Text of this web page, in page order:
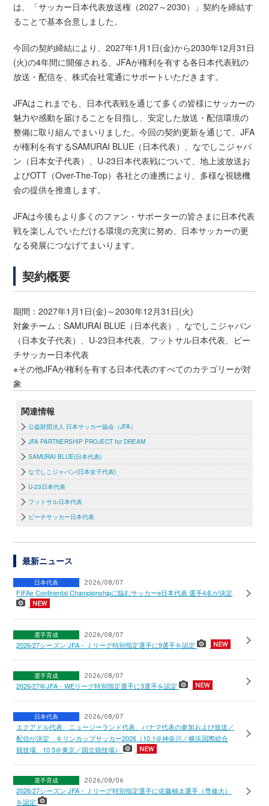
は、「サッカー日本代表放送権（2027～2030）」契約を締結す
ることで基本合意しました。
今回の契約締結により、2027年1月1日(金)から2030年12月31日
(火)の4年間に開催される、JFAが権利を有する各日本代表戦の
放送・配信を、株式会社電通にサポートいただきます。
JFAはこれまでも、日本代表戦を通じて多くの皆様にサッカーの
魅力や感動を届けることを目指し、安定した放送・配信環境の
整備に取り組んでまいりました。今回の契約更新を通じて、JFA
が権利を有するSAMURAI BLUE（日本代表）、なでしこジャパ
ン（日本女子代表）、U-23日本代表戦について、地上波放送お
よびOTT（Over-The-Top）各社との連携により、多様な視聴機
会の提供を推進します。
JFAは今後もより多くのファン・サポーターの皆さまに日本代表
戦を楽しんでいただける環境の充実に努め、日本サッカーの更
なる発展につなげてまいります。
契約概要
期間：2027年1月1日(金)～2030年12月31日(火)
対象チーム：SAMURAI BLUE（日本代表）、なでしこジャパン
（日本女子代表）、U-23日本代表、フットサル日本代表、ビー
チサッカー日本代表
※その他JFAが権利を有する日本代表のすべてのカテゴリーが対
象
関連情報
公益財団法人 日本サッカー協会（JFA）
JFA PARTNERSHIP PROJECT for DREAM
SAMURAI BLUE(日本代表)
なでしこジャパン(日本女子代表)
U-23日本代表
フットサル日本代表
ビーチサッカー日本代表
最新ニュース
日本代表 2026/08/07
FIFAe Continental Championshipに臨むサッカーe日本代表 選手4名が決定
選手育成 2026/08/07
2026/27シーズン JFA・Ｊリーグ特別指定選手に9選手を認定
選手育成 2026/08/07
2026/27年JFA・WEリーグ特別指定選手に3選手を認定
日本代表 2026/08/07
エクアドル代表、ニュージーランド代表、パナマ代表の参加および放送／
配信が決定 キリンカップサッカー2026（10.1＠神奈川／横浜国際総合
競技場、10.5＠東京／国立競技場）
選手育成 2026/08/06
2026/27シーズン JFA・Ｊリーグ特別指定選手に佐藤柚太選手（専修大）
を認定